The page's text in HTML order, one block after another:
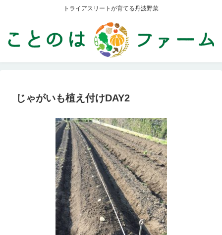
トライアスリートが育てる丹波野菜
じゃがいも植え付けDAY2